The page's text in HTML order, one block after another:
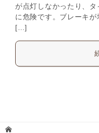
が点灯しなかったり、
に危険です。ブレーキ
[…]